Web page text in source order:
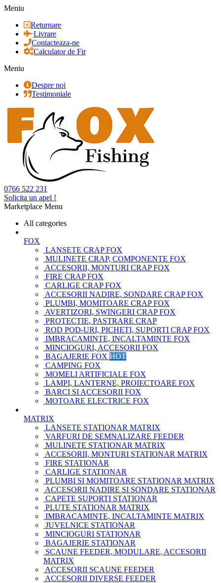
Meniu
Returnare
Livrare
Contacteaza-ne
Calculator de Fir
Meniu
Despre noi
Testimoniale
0766 522 231
Solicita un apel !
Marketplace Menu
All categories
FOX
LANSETE CRAP FOX
MULINETE CRAP, COMPONENTE FOX
ACCESORII, MONTURI CRAP FOX
FIRE CRAP FOX
CARLIGE CRAP FOX
ACCESORII NADIRE, SONDARE CRAP FOX
PLUMBI, MOMITOARE CRAP FOX
AVERTIZORI, SWINGERI CRAP FOX
PROTECTIE, PASTRARE CRAP
ROD POD-URI, PICHETI, SUPORTI CRAP FOX
IMBRACAMINTE, INCALTAMINTE FOX
MINCIOGURI, ACCESORII FOX
BAGAJERIE FOX HOT
CAMPING FOX
MOMELI ARTIFICIALE FOX
LAMPI, LANTERNE, PROIECTOARE FOX
BARCI SI ACCESORII FOX
MOTOARE ELECTRICE FOX
MATRIX
LANSETE STATIONAR MATRIX
VARFURI DE SEMNALIZARE FEEDER
MULINETE STATIONAR MATRIX
ACCESORII, MONTURI STATIONAR MATRIX
FIRE STATIONAR
CARLIGE STATIONAR
PLUMBI SI MOMITOARE STATIONAR MATRIX
ACCESORII NADIRE SI SONDARE STATIONAR
CAPETE SUPORTI STATIONAR
PLUTE STATIONAR MATRIX
IMBRACAMINTE, INCALTAMINTE MATRIX
JUVELNICE STATIONAR
MINCIOGURI STATIONAR
BAGAJERIE STATIONAR
SCAUNE FEEDER, MODULARE, ACCESORII
MATRIX
ACCESORII SCAUNE FEEDER
ACCESORII DIVERSE FEEDER